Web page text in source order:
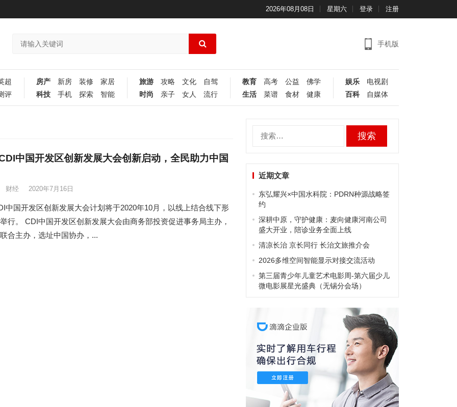
2026年08月08日 星期六 登录 注册
手机版
超
评
房产 新房 装修
家居
科技
手机 探索 智能
旅游 攻略 文化
自驾
时尚
亲子 女人 流行
教育 高考 公益
佛学
生活
菜谱 食材 健康
娱乐
电视剧
百科
自媒体
中国开发区创新发展大会创新启动，全民助力中国
财经 2020年7月16日
中国开发区创新发展大会计划将于2020年10月，以线上结合线下形
行。 CDI中国开发区创新发展大会由商务部投资促进事务局主办，
合主办，选址中国协办，...
近期文章
东弘耀兴×中国水科院：PDRN种源战略签
约
深耕中原，守护健康：麦向健康河南公司
盛大开业，陪诊业务全面上线
清凉长治 京长同行 长治文旅推介会
2026多维空间智能显示对接交流活动
第三届青少年儿童艺术电影周-第六届少儿
微电影展星光盛典（无锡分会场）